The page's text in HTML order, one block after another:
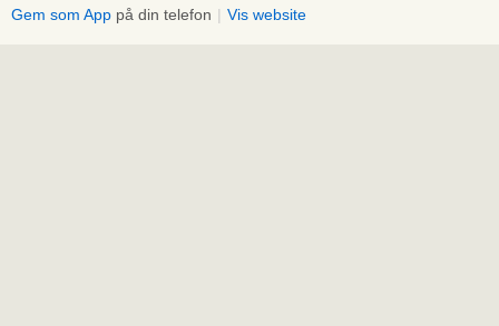
Gem som App på din telefon | Vis website